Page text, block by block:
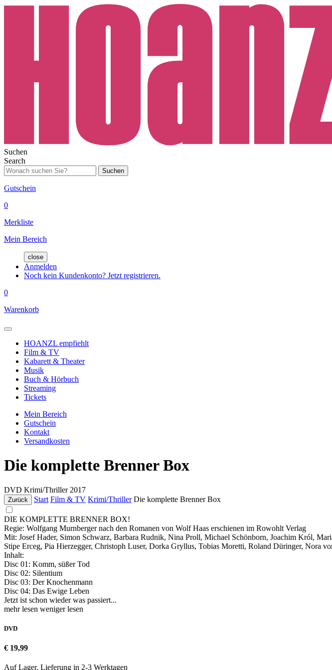
Suchen
Search
Suchen
Gutschein
0
Merkliste
Mein Bereich
close
Anmelden
Noch kein Kundenkonto? Jetzt registrieren.
0
Warenkorb
HOANZL empfiehlt
Film & TV
Kabarett & Theater
Musik
Buch & Hörbuch
Streaming
Tickets
Mein Bereich
Gutschein
Kontakt
Versandkosten
Die komplette Brenner Box
DVD Krimi/Thriller 2017
Zurück Start Film & TV Krimi/Thriller Die komplette Brenner Box
DIE KOMPLETTE BRENNER BOX!
Regie: Wolfgang Murnberger nach den Romanen von Wolf Haas erschienen im Rowohlt Verlag
Mit: Josef Hader, Simon Schwarz, Barbara Rudnik, Nina Proll, Michael Schönborn, Joachim Król,
Stipe Erceg, Pia Hierzegger, Christoph Luser, Dorka Gryllus, Tobias Moretti, Roland Düringer, Nora
Inhalt:
Disc 01: Komm, süßer Tod
Disc 02: Silentium
Disc 03: Der Knochenmann
Disc 04: Das Ewige Leben
Jetzt ist schon wieder was passiert...
mehr lesen weniger lesen
DVD
€ 19,99
Auf Lager. Lieferung in 2-3 Werktagen